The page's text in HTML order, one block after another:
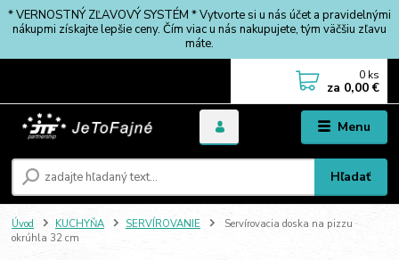
* VERNOSTNÝ ZĽAVOVÝ SYSTÉM * Vytvorte si u nás účet a pravidelnými
nákupmi získajte lepšie ceny. Čím viac u nás nakupujete, tým väčšiu zľavu
máte.
Menu
Hľadať
0 ks
za 0,00 €
Úvod KUCHYŇA SERVÍROVANIE
Servírovacia doska na pizzu
okrúhla 32 cm